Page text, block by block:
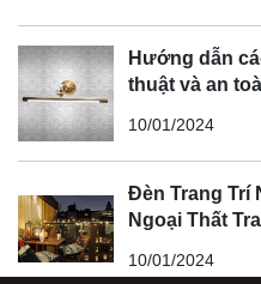
Hướng dẫn
thuật và an
10/01/2024
Đèn Trang Trí
Ngoại Thất
10/01/2024